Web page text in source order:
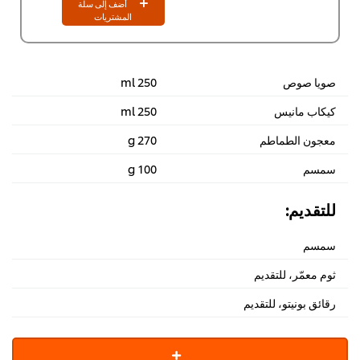
أضف إلى سلة
المشتريات
صويا صوص
250 ml
كيكاب مانيس
250 ml
معجون الطماطم
270 g
سمسم
100 g
للتقديم:
سمسم
ثوم معمّر، للتقديم
رقائق بونيتو، للتقديم